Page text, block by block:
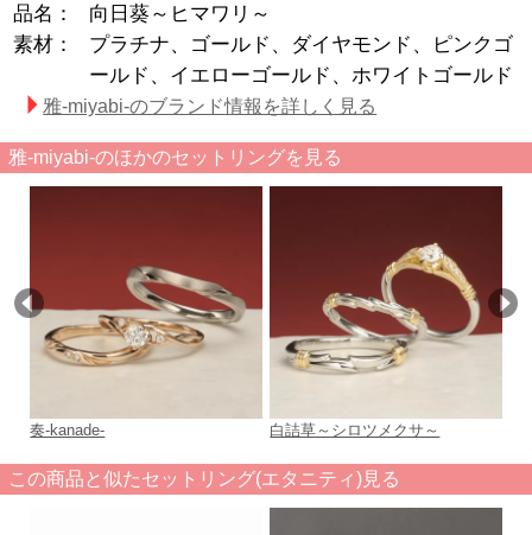
品名：
向日葵～ヒマワリ～
素材：
プラチナ、ゴールド、ダイヤモンド、ピンクゴ
ールド、イエローゴールド、ホワイトゴールド
雅-miyabi-のブランド情報を詳しく見る
雅-miyabi-のほかのセットリングを見る
奏-kanade- 白詰草～シロツメクサ～
この商品と似たセットリング(エタニティ)見る